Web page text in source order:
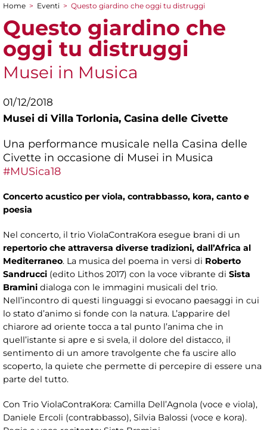
Tu sei qui
Home > Eventi > Questo giardino che oggi tu distruggi
Questo giardino che
oggi tu distruggi
Musei in Musica
01/12/2018
Musei di Villa Torlonia, Casina delle Civette
Una performance musicale nella Casina delle
Civette in occasione di Musei in Musica
#MUSica18
Concerto acustico per viola, contrabbasso, kora, canto e
poesia
Nel concerto, il trio ViolaContraKora esegue brani di un
repertorio che attraversa diverse tradizioni, dall’Africa al
Mediterraneo. La musica del poema in versi di Roberto
Sandrucci (edito Lithos 2017) con la voce vibrante di Sista
Bramini dialoga con le immagini musicali del trio.
Nell’incontro di questi linguaggi si evocano paesaggi in cui
lo stato d’animo si fonde con la natura. L’apparire del
chiarore ad oriente tocca a tal punto l’anima che in
quell’istante si apre e si svela, il dolore del distacco, il
sentimento di un amore travolgente che fa uscire allo
scoperto, la quiete che permette di percepire di essere una
parte del tutto.
Con Trio ViolaContraKora: Camilla Dell’Agnola (voce e viola),
Daniele Ercoli (contrabbasso), Silvia Balossi (voce e kora).